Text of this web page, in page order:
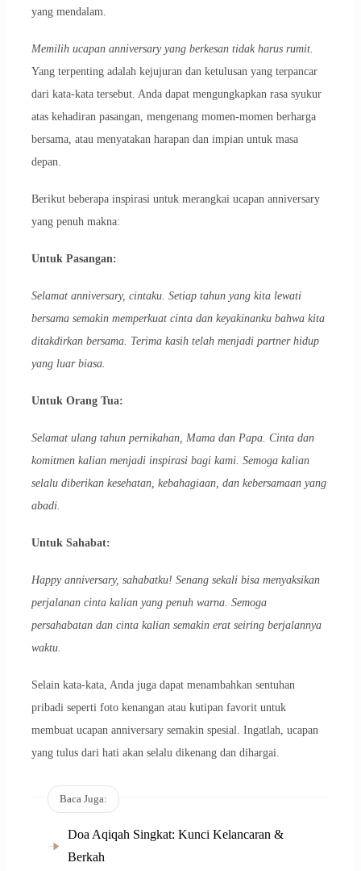
yang mendalam.
Memilih ucapan anniversary yang berkesan tidak harus rumit.
Yang terpenting adalah kejujuran dan ketulusan yang terpancar
dari kata-kata tersebut. Anda dapat mengungkapkan rasa syukur
atas kehadiran pasangan, mengenang momen-momen berharga
bersama, atau menyatakan harapan dan impian untuk masa
depan.
Berikut beberapa inspirasi untuk merangkai ucapan anniversary
yang penuh makna:
Untuk Pasangan:
Selamat anniversary, cintaku. Setiap tahun yang kita lewati
bersama semakin memperkuat cinta dan keyakinanku bahwa kita
ditakdirkan bersama. Terima kasih telah menjadi partner hidup
yang luar biasa.
Untuk Orang Tua:
Selamat ulang tahun pernikahan, Mama dan Papa. Cinta dan
komitmen kalian menjadi inspirasi bagi kami. Semoga kalian
selalu diberikan kesehatan, kebahagiaan, dan kebersamaan yang
abadi.
Untuk Sahabat:
Happy anniversary, sahabatku! Senang sekali bisa menyaksikan
perjalanan cinta kalian yang penuh warna. Semoga
persahabatan dan cinta kalian semakin erat seiring berjalannya
waktu.
Selain kata-kata, Anda juga dapat menambahkan sentuhan
pribadi seperti foto kenangan atau kutipan favorit untuk
membuat ucapan anniversary semakin spesial. Ingatlah, ucapan
yang tulus dari hati akan selalu dikenang dan dihargai.
Baca Juga:
Doa Aqiqah Singkat: Kunci Kelancaran &
Berkah